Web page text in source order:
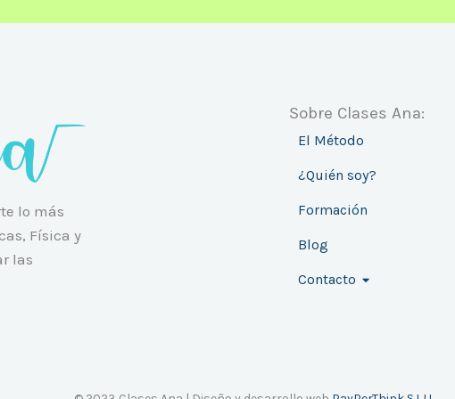
lo más
Física y
las
Sobre Clases Ana:
El Método
¿Quién soy?
Formación
Blog
Contacto